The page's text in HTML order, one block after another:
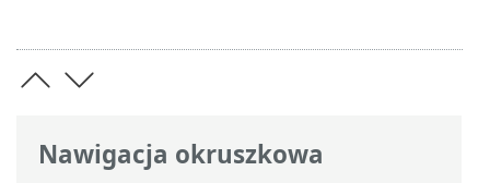
Nawigacja okruszkowa